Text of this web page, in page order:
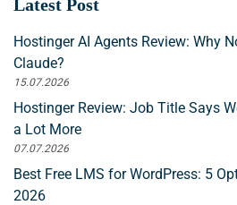
Latest Post
Hostinger AI Agents Review: Why
Claude?
15.07.2026
Hostinger Review: Job Title Says
a Lot More
07.07.2026
Best Free LMS for WordPress: 5
2026